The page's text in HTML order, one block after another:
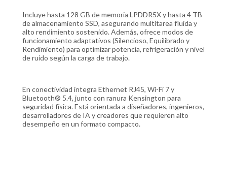
Incluye hasta 128 GB de memoria LPDDR5X y hasta 4 TB
de almacenamiento SSD, asegurando multitarea fluida y
alto rendimiento sostenido. Además, ofrece modos de
funcionamiento adaptativos (Silencioso, Equilibrado y
Rendimiento) para optimizar potencia, refrigeración y nivel
de ruido según la carga de trabajo.
En conectividad integra Ethernet RJ45, Wi-Fi 7 y
Bluetooth® 5.4, junto con ranura Kensington para
seguridad física. Está orientada a diseñadores, ingenieros,
desarrolladores de IA y creadores que requieren alto
desempeño en un formato compacto.